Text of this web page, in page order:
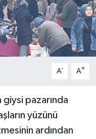
A- A+
giysi pazarında
yüzünü
ardından